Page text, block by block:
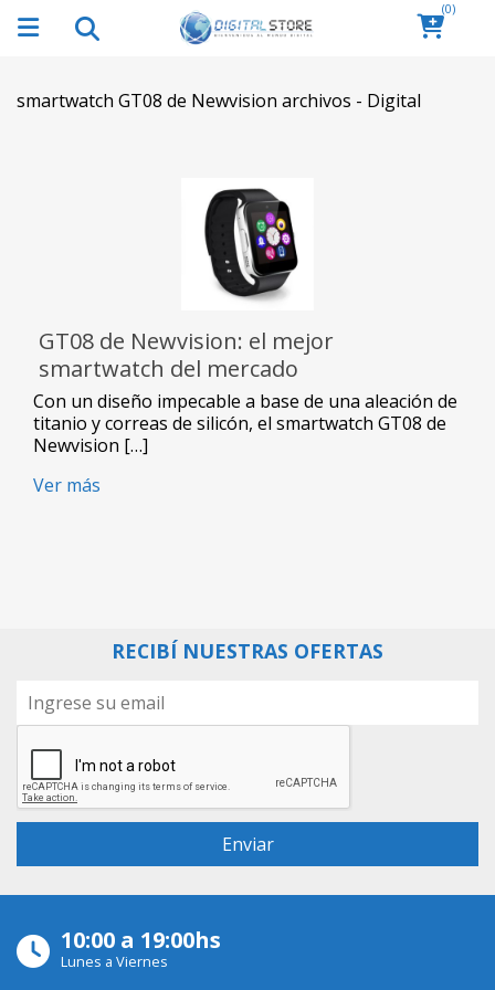
(0)
smartwatch GT08 de Newvision archivos - Digital
GT08 de Newvision: el mejor
smartwatch del mercado
Con un diseño impecable a base de una aleación de
titanio y correas de silicón, el smartwatch GT08 de
Newvision […]
Ver más
RECIBÍ NUESTRAS OFERTAS
10:00 a 19:00hs
Lunes a Viernes